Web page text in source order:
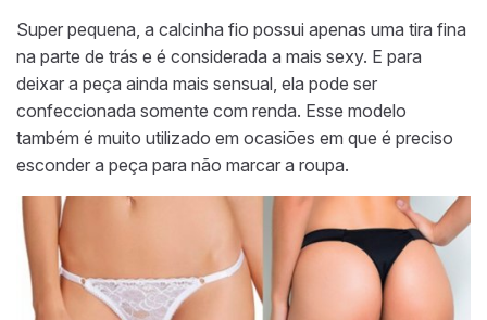
Super pequena, a calcinha fio possui apenas uma tira fina
na parte de trás e é considerada a mais sexy. E para
deixar a peça ainda mais sensual, ela pode ser
confeccionada somente com renda. Esse modelo
também é muito utilizado em ocasiões em que é preciso
esconder a peça para não marcar a roupa.